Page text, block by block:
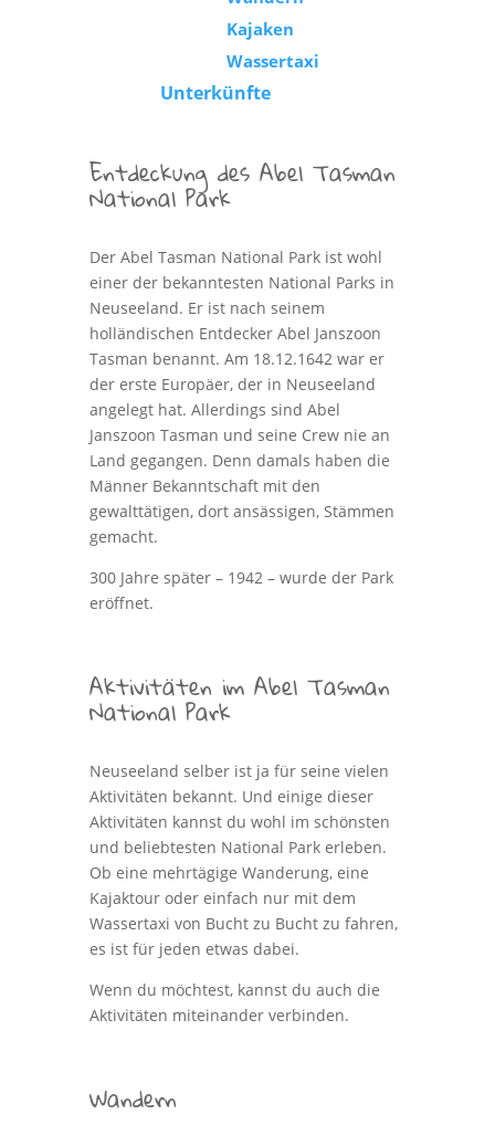
Kajaken
Wassertaxi
Unterkünfte
Entdeckung des Abel Tasman
National Park
Der Abel Tasman National Park ist wohl
einer der bekanntesten National Parks in
Neuseeland. Er ist nach seinem
holländischen Entdecker Abel Janszoon
Tasman benannt. Am 18.12.1642 war er
der erste Europäer, der in Neuseeland
angelegt hat. Allerdings sind Abel
Janszoon Tasman und seine Crew nie an
Land gegangen. Denn damals haben die
Männer Bekanntschaft mit den
gewalttätigen, dort ansässigen, Stämmen
gemacht.
300 Jahre später – 1942 – wurde der Park
eröffnet.
Aktivitäten im Abel Tasman
National Park
Neuseeland selber ist ja für seine vielen
Aktivitäten bekannt. Und einige dieser
Aktivitäten kannst du wohl im schönsten
und beliebtesten National Park erleben.
Ob eine mehrtägige Wanderung, eine
Kajaktour oder einfach nur mit dem
Wassertaxi von Bucht zu Bucht zu fahren,
es ist für jeden etwas dabei.
Wenn du möchtest, kannst du auch die
Aktivitäten miteinander verbinden.
Wandern